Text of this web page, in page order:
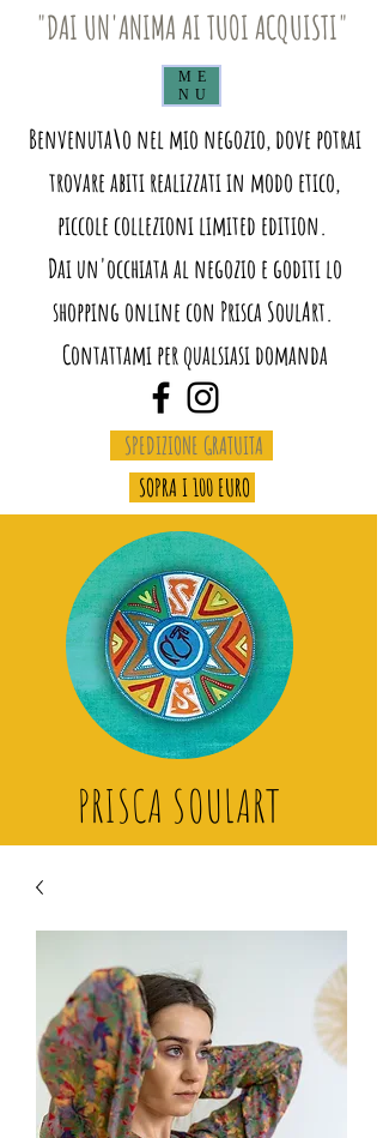
SPEDIZIONE GRATUITA
ME
NU
PRISCA SOULART
"DAI UN'ANIMA AI TUOI ACQUISTI"
Benvenuta\o nel mio negozio, dove potrai
trovare abiti realizzati in modo etico,
piccole collezioni limited edition.
Dai un'occhiata al negozio e goditi lo
shopping online con Prisca SoulArt.
Contattami per qualsiasi domanda
SOPRA I 100 EURO